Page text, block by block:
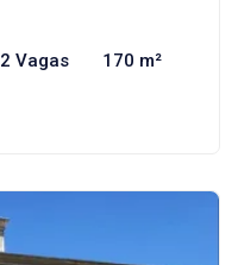
2 Vagas 170 m²